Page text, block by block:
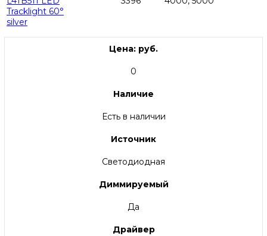
Tracklight 60°
silver
Цена: руб.
0
Наличие
Есть в наличии
Источник
Светодиодная
Диммируемый
Да
Драйвер